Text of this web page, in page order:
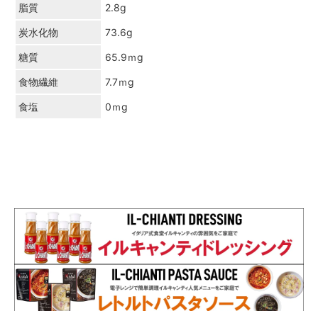
脂質 2.8g
炭水化物 73.6g
糖質 65.9ｍg
食物繊維 7.7ｍg
食塩 0ｍg